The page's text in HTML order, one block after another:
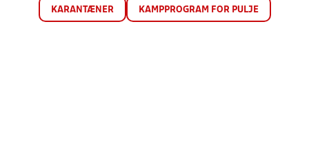
KARANTÆNER KAMPPROGRAM FOR PULJE